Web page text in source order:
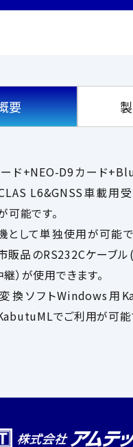
要
ド+NEO-D9カード
L6&GNSS車載用
可能です。
として単独使用が可能
販品のRS232Cケーブル
）が使用できます。
換ソフトWindows用
でご利用が可能